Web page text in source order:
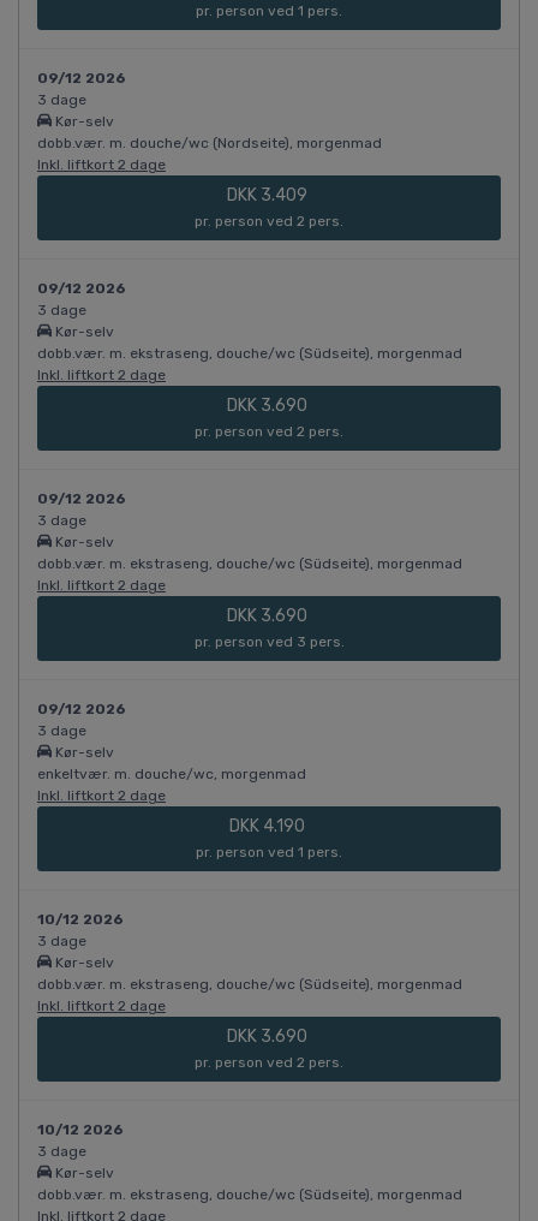
pr. person ved 1 pers.
09/12 2026
3 dage
Kør-selv
dobb.vær. m. douche/wc (Nordseite), morgenmad
Inkl. liftkort 2 dage
DKK 3.409
pr. person ved 2 pers.
09/12 2026
3 dage
Kør-selv
dobb.vær. m. ekstraseng, douche/wc (Südseite), morgenmad
Inkl. liftkort 2 dage
DKK 3.690
pr. person ved 2 pers.
09/12 2026
3 dage
Kør-selv
dobb.vær. m. ekstraseng, douche/wc (Südseite), morgenmad
Inkl. liftkort 2 dage
DKK 3.690
pr. person ved 3 pers.
09/12 2026
3 dage
Kør-selv
enkeltvær. m. douche/wc, morgenmad
Inkl. liftkort 2 dage
DKK 4.190
pr. person ved 1 pers.
10/12 2026
3 dage
Kør-selv
dobb.vær. m. ekstraseng, douche/wc (Südseite), morgenmad
Inkl. liftkort 2 dage
DKK 3.690
pr. person ved 2 pers.
10/12 2026
3 dage
Kør-selv
dobb.vær. m. ekstraseng, douche/wc (Südseite), morgenmad
Inkl. liftkort 2 dage